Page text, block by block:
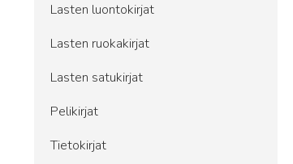
Lasten luontokirjat
Lasten ruokakirjat
Lasten satukirjat
Pelikirjat
Tietokirjat